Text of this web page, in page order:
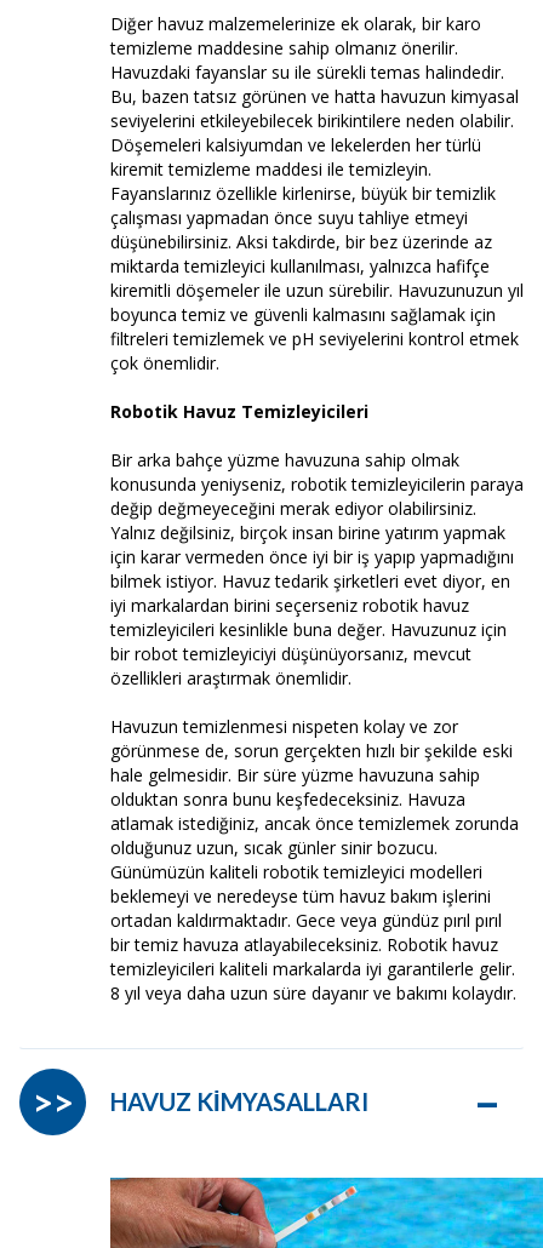
Diğer havuz malzemelerinize ek olarak, bir karo
temizleme maddesine sahip olmanız önerilir.
Havuzdaki fayanslar su ile sürekli temas halindedir.
Bu, bazen tatsız görünen ve hatta havuzun kimyasal
seviyelerini etkileyebilecek birikintilere neden olabilir.
Döşemeleri kalsiyumdan ve lekelerden her türlü
kiremit temizleme maddesi ile temizleyin.
Fayanslarınız özellikle kirlenirse, büyük bir temizlik
çalışması yapmadan önce suyu tahliye etmeyi
düşünebilirsiniz. Aksi takdirde, bir bez üzerinde az
miktarda temizleyici kullanılması, yalnızca hafifçe
kiremitli döşemeler ile uzun sürebilir. Havuzunuzun yıl
boyunca temiz ve güvenli kalmasını sağlamak için
filtreleri temizlemek ve pH seviyelerini kontrol etmek
çok önemlidir.
Robotik Havuz Temizleyicileri
Bir arka bahçe yüzme havuzuna sahip olmak
konusunda yeniyseniz, robotik temizleyicilerin paraya
değip değmeyeceğini merak ediyor olabilirsiniz.
Yalnız değilsiniz, birçok insan birine yatırım yapmak
için karar vermeden önce iyi bir iş yapıp yapmadığını
bilmek istiyor. Havuz tedarik şirketleri evet diyor, en
iyi markalardan birini seçerseniz robotik havuz
temizleyicileri kesinlikle buna değer. Havuzunuz için
bir robot temizleyiciyi düşünüyorsanız, mevcut
özellikleri araştırmak önemlidir.
Havuzun temizlenmesi nispeten kolay ve zor
görünmese de, sorun gerçekten hızlı bir şekilde eski
hale gelmesidir. Bir süre yüzme havuzuna sahip
olduktan sonra bunu keşfedeceksiniz. Havuza
atlamak istediğiniz, ancak önce temizlemek zorunda
olduğunuz uzun, sıcak günler sinir bozucu.
Günümüzün kaliteli robotik temizleyici modelleri
beklemeyi ve neredeyse tüm havuz bakım işlerini
ortadan kaldırmaktadır. Gece veya gündüz pırıl pırıl
bir temiz havuza atlayabileceksiniz. Robotik havuz
temizleyicileri kaliteli markalarda iyi garantilerle gelir.
8 yıl veya daha uzun süre dayanır ve bakımı kolaydır.
HAVUZ KİMYASALLARI –
>>